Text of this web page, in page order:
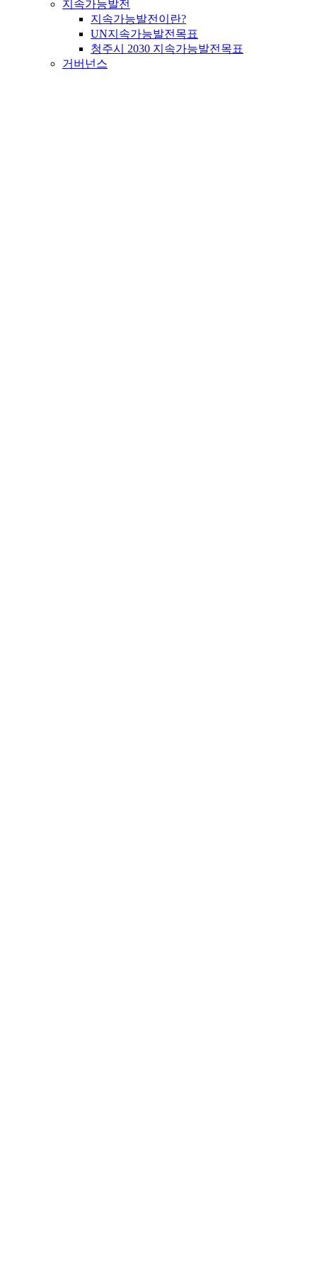
지속가능발전
지속가능발전이란?
UN지속가능발전목표
청주시 2030 지속가능발전목표
거버넌스